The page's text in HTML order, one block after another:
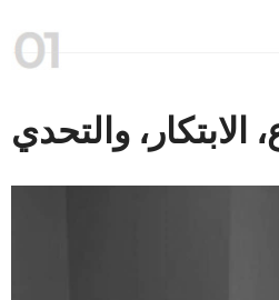
الابتكار، والتحدي